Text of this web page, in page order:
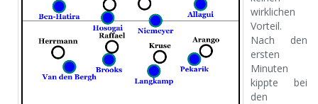
wirklichen
Vorteil.
Nach den
ersten
Minuten
kippte bei
den